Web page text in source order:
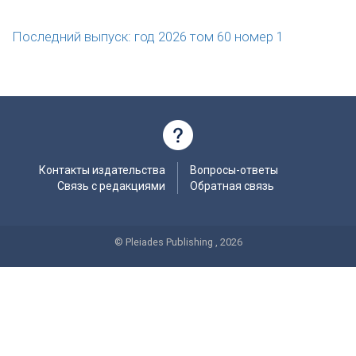
Последний выпуск: год 2026 том 60 номер 1
Контакты издательства
Связь с редакциями
Вопросы-ответы
Обратная связь
© Pleiades Publishing , 2026